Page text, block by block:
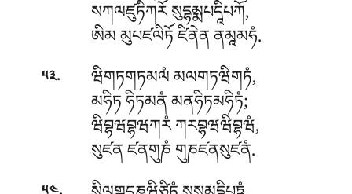
སཀལཛུཏིཀརོ སུདྷམྨཔདཱིཔཀོ,
ཨིམ མུཔཛལིཏོ ཛིནེན ནམཱམཧཾ.
༥༣. ཝིགཏགཏམལཾ མལགཏཝིགཏཾ,
མཧིཏ ཧིཏམནཾ མནཧིཏམཧིཏཾ;
ཝིབྷཝབྷཝཀརཾ ཀརབྷཝཝིབྷཝཾ,
སུཛན ཛནགུཎཾ གུཎཛནསུཛནཾ.